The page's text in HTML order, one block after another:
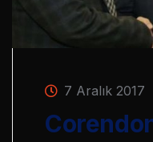
7 Aralık 2017